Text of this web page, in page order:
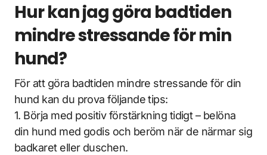
Hur kan jag göra badtiden
mindre stressande för min
hund?
För att göra badtiden mindre stressande för din
hund kan du prova följande tips:
1. Börja med positiv förstärkning tidigt – belöna
din hund med godis och beröm när de närmar sig
badkaret eller duschen.